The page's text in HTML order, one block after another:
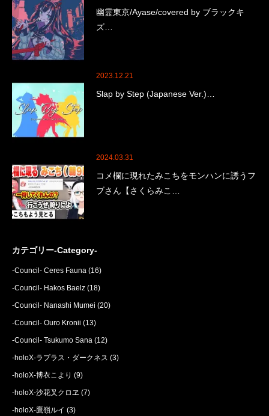
幽霊東京/Ayase/covered by ブラックキ
ズ…
2023.12.21
Slap by Step (Japanese Ver.)…
2024.03.31
コメ欄に現れたみこちをモンハンに誘うフ
ブさん【さくらみこ…
カテゴリー-Category-
-Council- Ceres Fauna (16)
-Council- Hakos Baelz (18)
-Council- Nanashi Mumei (20)
-Council- Ouro Kronii (13)
-Council- Tsukumo Sana (12)
-holoX-ラプラス・ダークネス (3)
-holoX-博衣こより (9)
-holoX-沙花叉クロヱ (7)
-holoX-鷹嶺ルイ (3)